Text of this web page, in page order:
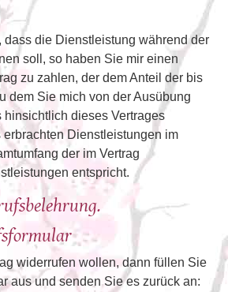
dass die Dienstleistung während der
soll, so haben Sie mir einen
zu zahlen, der dem Anteil der bis
dem Sie mich von der Ausübung
hinsichtlich dieses Vertrages
erbrachten Dienstleistungen im
der im Vertrag
entspricht.
widerrufen wollen, dann füllen Sie
aus und senden Sie es zurück an: